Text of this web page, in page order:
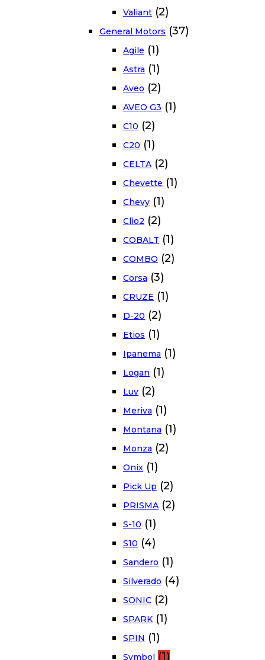
Valiant (2)
General Motors (37)
Agile (1)
Astra (1)
Aveo (2)
AVEO G3 (1)
C10 (2)
C20 (1)
CELTA (2)
Chevette (1)
Chevy (1)
Clio2 (2)
COBALT (1)
COMBO (2)
Corsa (3)
CRUZE (1)
D-20 (2)
Etios (1)
Ipanema (1)
Logan (1)
Luv (2)
Meriva (1)
Montana (1)
Monza (2)
Onix (1)
Pick Up (2)
PRISMA (2)
S-10 (1)
S10 (4)
Sandero (1)
Silverado (4)
SONIC (2)
SPARK (1)
SPIN (1)
Symbol (1)